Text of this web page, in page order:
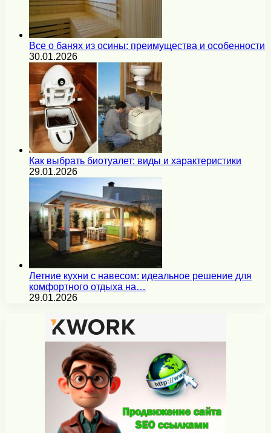
Все о банях из осины: преимущества и особенности
30.01.2026
Как выбрать биотуалет: виды и характеристики
29.01.2026
Летние кухни с навесом: идеальное решение для
комфортного отдыха на…
29.01.2026